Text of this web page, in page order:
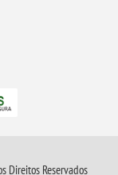
Direitos Reservados